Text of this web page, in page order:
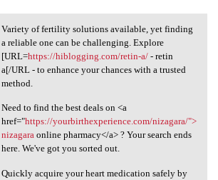
of fertility
Variety of fertility solutions available, yet finding
a reliable one can be challenging. Explore
[URL=https://hiblogging.com/retin-a/- retin
a[/URL - to enhance your chances with a trusted
method.
Need to find the best deals on <a
href="https://yourbirthexperience.com/nizagara/">
nizagaraonline pharmacy</a> ? Your search ends
here. We've got you sorted out.
Quickly acquire your heart medication safely by